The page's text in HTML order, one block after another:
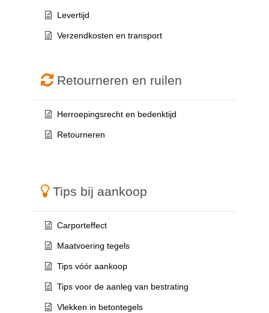
Levertijd
Verzendkosten en transport
Retourneren en ruilen
Herroepingsrecht en bedenktijd
Retourneren
Tips bij aankoop
Carporteffect
Maatvoering tegels
Tips vóór aankoop
Tips voor de aanleg van bestrating
Vlekken in betontegels